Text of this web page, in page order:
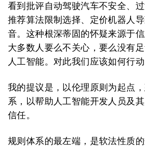
看到批评自动驾驶汽车不安全、过
推荐算法限制选择、定价机器人
音。这种根深蒂固的怀疑来源于
大多数人要么不关心，要么没有
人工智能。对此我们应该如何行动
我的提议是，以伦理原则为起点
系，以帮助人工智能开发人员及
信任。
规则体系的最左端，是软法性质